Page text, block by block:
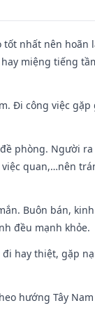
nhất nên hoãn
miệng tiếng
Đi công việc
phòng. Người
quan,…nên
Buôn bán,
đều mạnh khỏe.
hay thiệt, gặp
hướng Tây